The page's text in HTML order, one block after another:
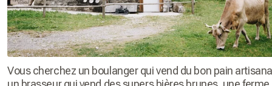
Vous cherchez un boulanger qui vend du bon pain